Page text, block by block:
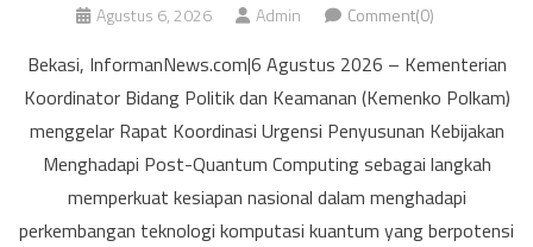
Agustus 6, 2026 Admin Comment(0)
Bekasi, InformanNews.com|6 Agustus 2026 – Kementerian
Koordinator Bidang Politik dan Keamanan (Kemenko Polkam)
menggelar Rapat Koordinasi Urgensi Penyusunan Kebijakan
Menghadapi Post-Quantum Computing sebagai langkah
memperkuat kesiapan nasional dalam menghadapi
perkembangan teknologi komputasi kuantum yang berpotensi